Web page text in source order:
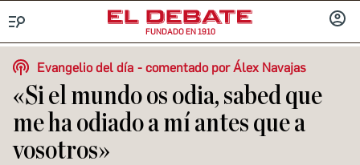
FUNDADO EN 1910
SESIÓN
Evangelio del día
comentado por Álex Navajas
«Si el mundo os odia, sabed que
me ha odiado a mí antes que a
vosotros»